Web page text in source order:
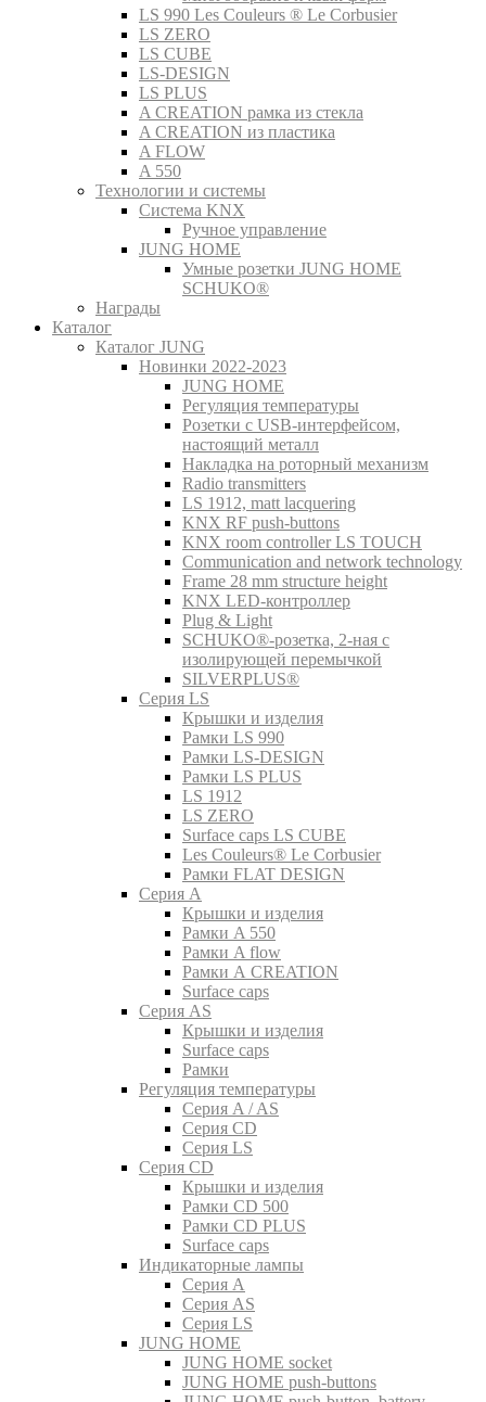
LS 990 Les Couleurs ® Le Corbusier
LS ZERO
LS CUBE
LS-DESIGN
LS PLUS
A CREATION рамка из стекла
A CREATION из пластика
A FLOW
A 550
Технологии и системы
Система KNX
Ручное управление
JUNG HOME
Умные розетки JUNG HOME
SCHUKO®
Награды
Каталог
Каталог JUNG
Новинки 2022-2023
JUNG HOME
Регуляция температуры
Розетки с USB-интерфейсом,
настоящий металл
Накладка на роторный механизм
Radio transmitters
LS 1912, matt lacquering
KNX RF push-buttons
KNX room controller LS TOUCH
Communication and network technology
Frame 28 mm structure height
KNX LED-контроллер
Plug & Light
SCHUKO®-розетка, 2-ная с
изолирующей перемычкой
SILVERPLUS®
Серия LS
Крышки и изделия
Рамки LS 990
Рамки LS-DESIGN
Рамки LS PLUS
LS 1912
LS ZERO
Surface caps LS CUBE
Les Couleurs® Le Corbusier
Рамки FLAT DESIGN
Серия A
Крышки и изделия
Рамки A 550
Рамки A flow
Рамки A CREATION
Surface caps
Серия AS
Крышки и изделия
Surface caps
Рамки
Регуляция температуры
Серия A / AS
Серия CD
Серия LS
Серия CD
Крышки и изделия
Рамки CD 500
Рамки CD PLUS
Surface caps
Индикаторные лампы
Серия A
Серия AS
Серия LS
JUNG HOME
JUNG HOME socket
JUNG HOME push-buttons